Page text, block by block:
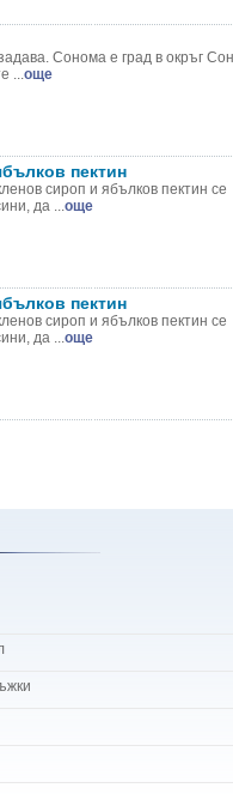
Сонома е град в окръг
...още
пектин
сироп и ябълков пектин се
да ...още
пектин
сироп и ябълков пектин се
да ...още